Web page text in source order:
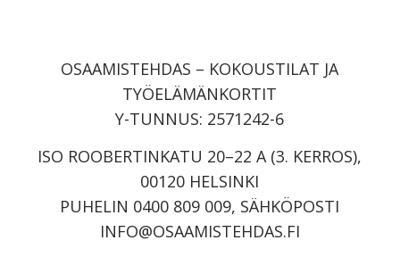
OSAAMISTEHDAS – KOKOUSTILAT JA
TYÖELÄMÄNKORTIT
Y-TUNNUS: 2571242-6
ISO ROOBERTINKATU 20–22 A (3. KERROS),
00120 HELSINKI
PUHELIN 0400 809 009, SÄHKÖPOSTI
INFO@OSAAMISTEHDAS.FI